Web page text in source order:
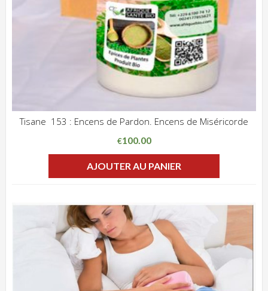
Tisane 153 : Encens de Pardon. Encens de Miséricorde
€100.00
AJOUTER AU PANIER